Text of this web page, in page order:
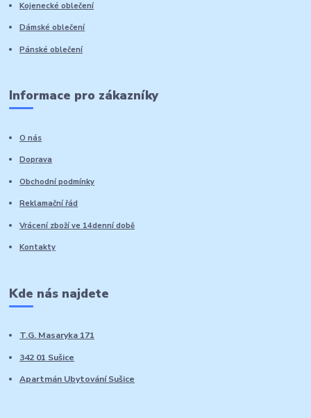
Kojenecké oblečení
Dámské oblečení
Pánské oblečení
Informace pro zákazníky
O nás
Doprava
Obchodní podmínky
Reklamační řád
Vrácení zboží ve 14denní době
Kontakty
Kde nás najdete
T.G. Masaryka 171
342 01 Sušice
Apartmán Ubytování Sušice